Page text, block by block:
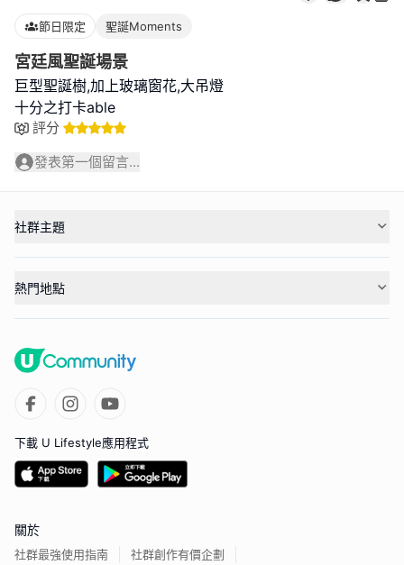
節日限定 聖誕Moments
宮廷風聖誕場景
巨型聖誕樹,加上玻璃窗花,大吊燈
十分之打卡able
評分
發表第一個留言...
社群主題
熱門地點
下載 U Lifestyle應用程式
關於
社群最強使用指南 社群創作有價企劃